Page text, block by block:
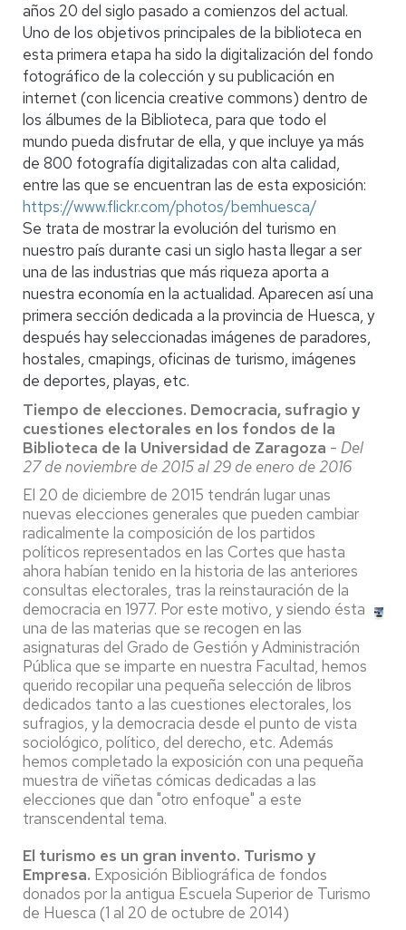
años 20 del siglo pasado a comienzos del actual.
Uno de los objetivos principales de la biblioteca en
esta primera etapa ha sido la digitalización del fondo
fotográfico de la colección y su publicación en
internet (con licencia creative commons) dentro de
los álbumes de la Biblioteca, para que todo el
mundo pueda disfrutar de ella, y que incluye ya más
de 800 fotografía digitalizadas con alta calidad,
entre las que se encuentran las de esta exposición:
https://www.flickr.com/photos/bemhuesca/
Se trata de mostrar la evolución del turismo en
nuestro país durante casi un siglo hasta llegar a ser
una de las industrias que más riqueza aporta a
nuestra economía en la actualidad. Aparecen así una
primera sección dedicada a la provincia de Huesca, y
después hay seleccionadas imágenes de paradores,
hostales, cmapings, oficinas de turismo, imágenes
de deportes, playas, etc.
Tiempo de elecciones. Democracia, sufragio y
cuestiones electorales en los fondos de la
Biblioteca de la Universidad de Zaragoza - Del
27 de noviembre de 2015 al 29 de enero de 2016
El 20 de diciembre de 2015 tendrán lugar unas
nuevas elecciones generales que pueden cambiar
radicalmente la composición de los partidos
políticos representados en las Cortes que hasta
ahora habían tenido en la historia de las anteriores
consultas electorales, tras la reinstauración de la
democracia en 1977. Por este motivo, y siendo ésta
una de las materias que se recogen en las
asignaturas del Grado de Gestión y Administración
Pública que se imparte en nuestra Facultad, hemos
querido recopilar una pequeña selección de libros
dedicados tanto a las cuestiones electorales, los
sufragios, y la democracia desde el punto de vista
sociológico, político, del derecho, etc. Además
hemos completado la exposición con una pequeña
muestra de viñetas cómicas dedicadas a las
elecciones que dan "otro enfoque" a este
transcendental tema.
El turismo es un gran invento. Turismo y
Empresa. Exposición Bibliográfica de fondos
donados por la antigua Escuela Superior de Turismo
de Huesca (1 al 20 de octubre de 2014)